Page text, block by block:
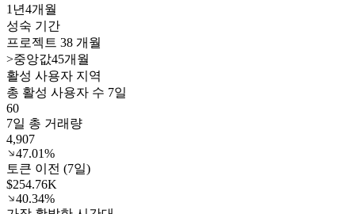
1년4개월
성숙 기간
프로젝트 38 개월
>중앙값45개월
활성 사용자 지역
총 활성 사용자 수 7일
60
7일 총 거래량
4,907
47.01%
토큰 이전 (7일)
$254.76K
40.34%